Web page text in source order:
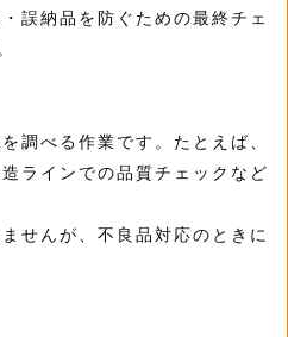
誤納品を防ぐための最終チェ
調べる作業です。たとえば、
ラインでの品質チェックなど
せんが、不良品対応のときに